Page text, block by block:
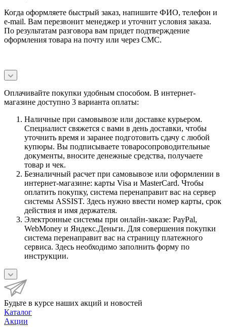
Когда оформляете быстрый заказ, напишите ФИО, телефон и
e-mail. Вам перезвонит менеджер и уточнит условия заказа.
По результатам разговора вам придет подтверждение
оформления товара на почту или через СМС.
Оплачивайте покупки удобным способом. В интернет-
магазине доступно 3 варианта оплаты:
Наличные при самовывозе или доставке курьером.
Специалист свяжется с вами в день доставки, чтобы
уточнить время и заранее подготовить сдачу с любой
купюры. Вы подписываете товаросопроводительные
документы, вносите денежные средства, получаете
товар и чек.
Безналичный расчет при самовывозе или оформлении в
интернет-магазине: карты Visa и MasterCard. Чтобы
оплатить покупку, система перенаправит вас на сервер
системы ASSIST. Здесь нужно ввести номер карты, срок
действия и имя держателя.
Электронные системы при онлайн-заказе: PayPal,
WebMoney и Яндекс.Деньги. Для совершения покупки
система перенаправит вас на страницу платежного
сервиса. Здесь необходимо заполнить форму по
инструкции.
Будьте в курсе наших акций и новостей
Каталог
Акции